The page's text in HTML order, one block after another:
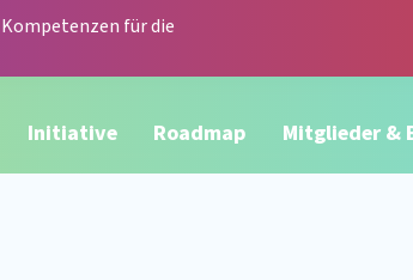
für die
Initiative Roadmap Mitglieder &